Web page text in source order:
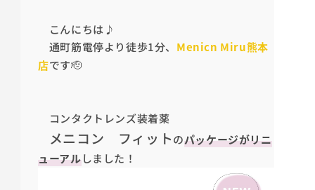
こんにちは♪
通町筋電停より徒歩1分、 Menicn Miru熊本
店です🫡
コンタクトレンズ装着薬
メニコン フィットのパッケージがリニ
ューアルしました！